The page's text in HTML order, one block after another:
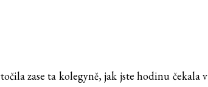
zase ta kolegyně, jak jste hodinu čekala v